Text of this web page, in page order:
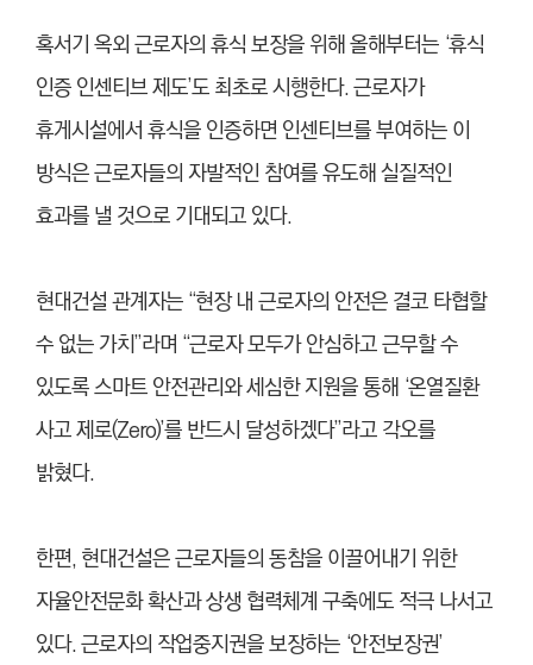
혹서기 옥외 근로자의 휴식 보장을 위해 올해부터는 ‘휴식
인증 인센티브 제도’도 최초로 시행한다. 근로자가
휴게시설에서 휴식을 인증하면 인센티브를 부여하는 이
방식은 근로자들의 자발적인 참여를 유도해 실질적인
효과를 낼 것으로 기대되고 있다.
현대건설 관계자는 “현장 내 근로자의 안전은 결코 타협할
수 없는 가치”라며 “근로자 모두가 안심하고 근무할 수
있도록 스마트 안전관리와 세심한 지원을 통해 ‘온열질환
사고 제로(Zero)’를 반드시 달성하겠다”라고 각오를
밝혔다.
한편, 현대건설은 근로자들의 동참을 이끌어내기 위한
자율안전문화 확산과 상생 협력체계 구축에도 적극 나서고
있다. 근로자의 작업중지권을 보장하는 ‘안전보장권’